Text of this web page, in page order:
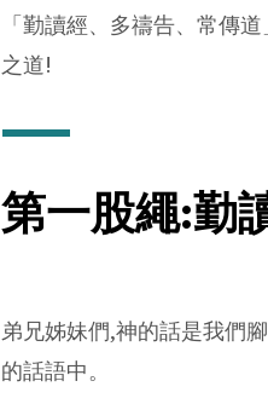
「勤讀經、多禱告、常傳
之道!
第一股繩:勤
弟兄姊妹們,神的話是我們
的話語中。